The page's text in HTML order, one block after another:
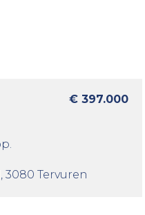
€ 397.000
, 3080 Tervuren